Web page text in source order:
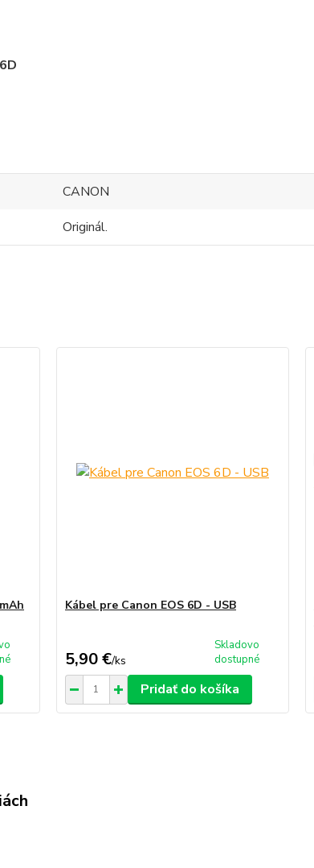
CANON
Originál.
Kábel pre Canon EOS 6D - USB
5,90 €/ks
Skladovo
dostupné
Pridať do košíka